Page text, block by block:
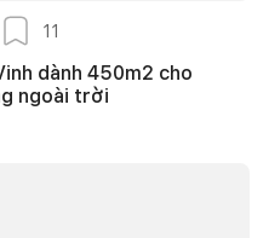
11
dành 450m2 cho
ngoài trời